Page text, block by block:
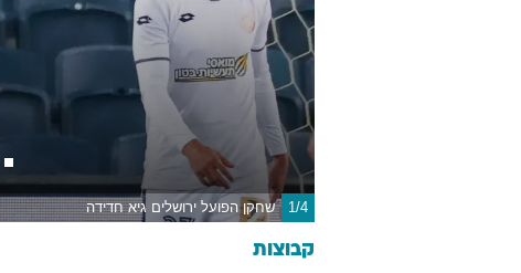
1/4 שחקן הפועל ירושלים גיא חדידה
קבוצות